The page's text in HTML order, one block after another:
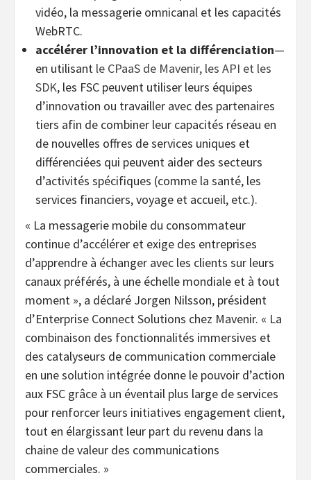
vidéo, la messagerie omnicanal et les capacités
WebRTC.
accélérer l’innovation et la différenciation—
en utilisant le CPaaS de Mavenir, les API et les
SDK, les FSC peuvent utiliser leurs équipes
d’innovation ou travailler avec des partenaires
tiers afin de combiner leur capacités réseau en
de nouvelles offres de services uniques et
différenciées qui peuvent aider des secteurs
d’activités spécifiques (comme la santé, les
services financiers, voyage et accueil, etc.).
« La messagerie mobile du consommateur
continue d’accélérer et exige des entreprises
d’apprendre à échanger avec les clients sur leurs
canaux préférés, à une échelle mondiale et à tout
moment », a déclaré Jorgen Nilsson, président
d’Enterprise Connect Solutions chez Mavenir. « La
combinaison des fonctionnalités immersives et
des catalyseurs de communication commerciale
en une solution intégrée donne le pouvoir d’action
aux FSC grâce à un éventail plus large de services
pour renforcer leurs initiatives engagement client,
tout en élargissant leur part du revenu dans la
chaine de valeur des communications
commerciales. »